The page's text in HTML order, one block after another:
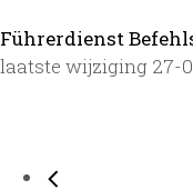
Führerdienst
laatste wijziging 27-